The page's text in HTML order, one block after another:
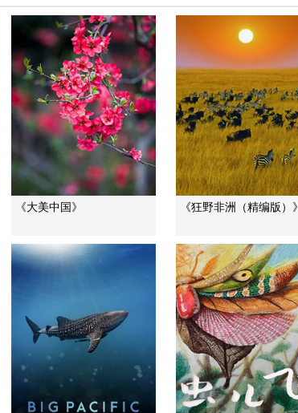
《大美中国》 《狂野非洲（精编版）》